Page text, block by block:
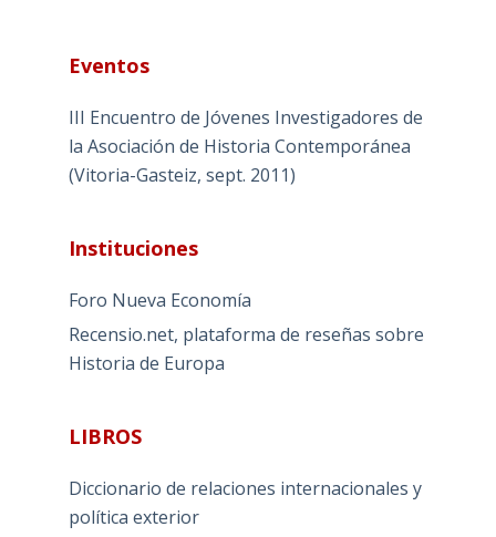
Eventos
III Encuentro de Jóvenes Investigadores de
la Asociación de Historia Contemporánea
(Vitoria-Gasteiz, sept. 2011)
Instituciones
Foro Nueva Economía
Recensio.net, plataforma de reseñas sobre
Historia de Europa
LIBROS
Diccionario de relaciones internacionales y
política exterior